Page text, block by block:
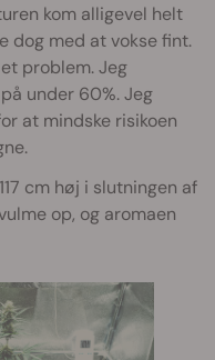
kom alligevel helt
dog med at vokse fint.
problem. Jeg
under 60%. Jeg
at mindske risikoen
cm høj i slutningen af
op, og aromaen